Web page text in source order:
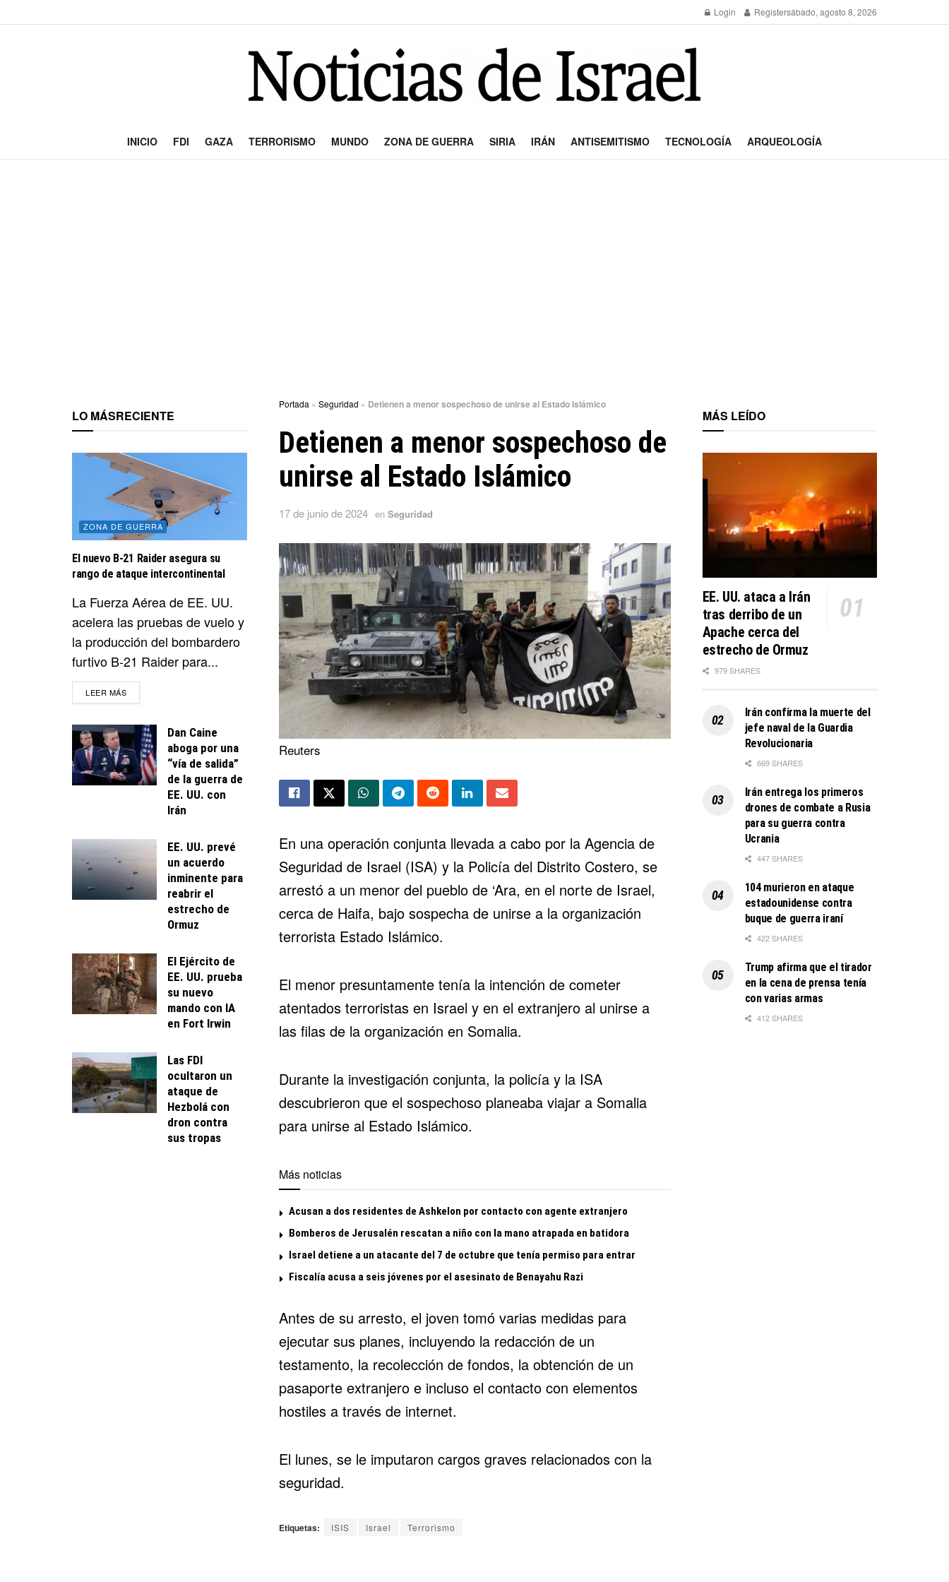
Login Registersábado, agosto 8, 2026
INICIO FDI GAZA TERRORISMO MUNDO ZONA DE GUERRA SIRIA IRÁN ANTISEMITISMO TECNOLOGÍA ARQUEOLOGÍA
Portada » Seguridad » Detienen a menor sospechoso de unirse al Estado Islámico
Detienen a menor sospechoso de
unirse al Estado Islámico
17 de junio de 2024 en Seguridad
Reuters
En una operación conjunta llevada a cabo por la Agencia de
Seguridad de Israel (ISA) y la Policía del Distrito Costero, se
arrestó a un menor del pueblo de ‘Ara, en el norte de Israel,
cerca de Haifa, bajo sospecha de unirse a la organización
terrorista Estado Islámico.
El menor presuntamente tenía la intención de cometer
atentados terroristas en Israel y en el extranjero al unirse a
las filas de la organización en Somalia.
Durante la investigación conjunta, la policía y la ISA
descubrieron que el sospechoso planeaba viajar a Somalia
para unirse al Estado Islámico.
Más noticias
Acusan a dos residentes de Ashkelon por contacto con agente extranjero
Bomberos de Jerusalén rescatan a niño con la mano atrapada en batidora
Israel detiene a un atacante del 7 de octubre que tenía permiso para entrar
Fiscalía acusa a seis jóvenes por el asesinato de Benayahu Razi
Antes de su arresto, el joven tomó varias medidas para
ejecutar sus planes, incluyendo la redacción de un
testamento, la recolección de fondos, la obtención de un
pasaporte extranjero e incluso el contacto con elementos
hostiles a través de internet.
El lunes, se le imputaron cargos graves relacionados con la
seguridad.
Etiquetas: ISIS Israel Terrorismo
LO MÁSRECIENTE
ZONA DE GUERRA
El nuevo B-21 Raider asegura su
rango de ataque intercontinental
La Fuerza Aérea de EE. UU.
acelera las pruebas de vuelo y
la producción del bombardero
furtivo B-21 Raider para...
LEER MÁSDETAILS
Dan Caine
aboga por una
“vía de salida”
de la guerra de
EE. UU. con
Irán
EE. UU. prevé
un acuerdo
inminente para
reabrir el
estrecho de
Ormuz
El Ejército de
EE. UU. prueba
su nuevo
mando con IA
en Fort Irwin
Las FDI
ocultaron un
ataque de
Hezbolá con
dron contra
sus tropas
MÁS LEÍDO
EE. UU. ataca a Irán
tras derribo de un
Apache cerca del
estrecho de Ormuz
979 SHARES
Irán confirma la muerte del
jefe naval de la Guardia
Revolucionaria
669 SHARES
Irán entrega los primeros
drones de combate a Rusia
para su guerra contra
Ucrania
447 SHARES
104 murieron en ataque
estadounidense contra
buque de guerra iraní
422 SHARES
Trump afirma que el tirador
en la cena de prensa tenía
con varias armas
412 SHARES